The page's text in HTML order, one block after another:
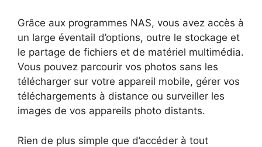
Grâce aux programmes NAS, vous avez accès à
un large éventail d’options, outre le stockage et
le partage de fichiers et de matériel multimédia.
Vous pouvez parcourir vos photos sans les
télécharger sur votre appareil mobile, gérer vos
téléchargements à distance ou surveiller les
images de vos appareils photo distants.
Rien de plus simple que d’accéder à tout